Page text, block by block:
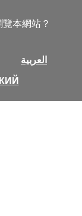
本網站？
العربية